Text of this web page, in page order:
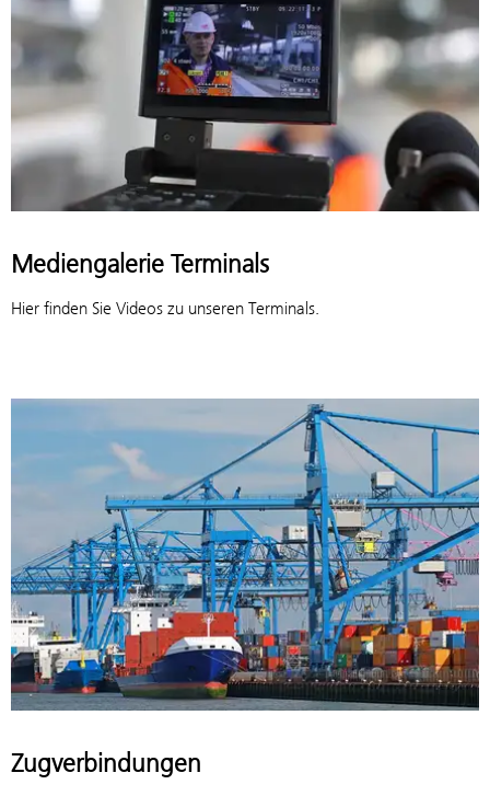
Mediengalerie Terminals
Hier finden Sie Videos zu unseren Terminals.
Zugverbindungen